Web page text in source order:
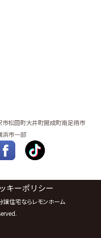
市松田町大井町開成町南足柄市
浜市一部
キーポリシー
譲住宅ならレモンホーム